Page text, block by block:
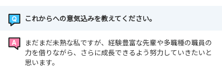
これからへの意気込みを教えてください。
まだまだ未熟な私ですが、経験豊富な先輩や多職種の職員の
力を借りながら、さらに成長できるよう努力していきたいと
思います。